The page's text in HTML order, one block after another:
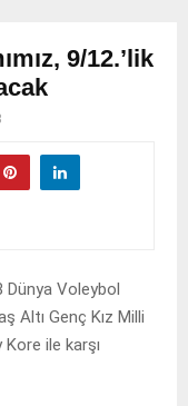
9/12.’lik
Dünya Voleybol
Altı Genç Kız Milli
Kore ile karşı